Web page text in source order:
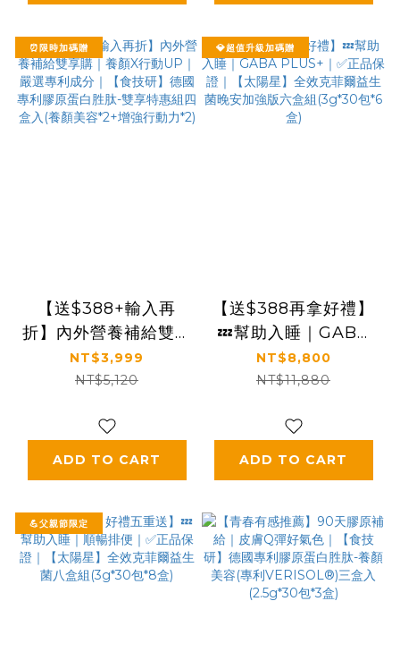
⏰限時加碼贈
【送$388+輸入再
折】內外營養補給雙享
購｜養顏X行動UP｜
嚴選專利成分｜【食技
胜肽-雙享特惠組四盒
入(養顏美容*2+增強
行動力*2)
NT$3,999
NT$5,120
ADD TO CART
💎超值升級加碼贈
【送$388再拿好禮】
💤幫助入睡｜GABA
PLUS+｜✅正品保證
｜【太陽星】全效克菲
盒組(3g*30包*6盒)
NT$8,800
NT$11,880
ADD TO CART
💪父親節限定